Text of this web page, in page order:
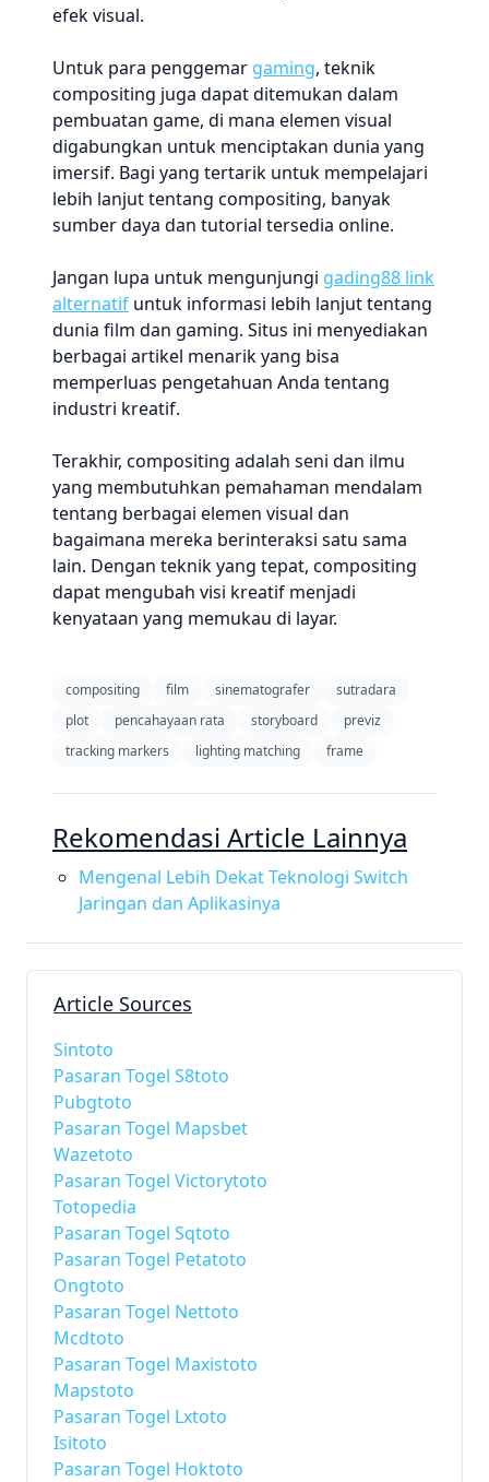
efek visual.
Untuk para penggemar gaming, teknik
compositing juga dapat ditemukan dalam
pembuatan game, di mana elemen visual
digabungkan untuk menciptakan dunia yang
imersif. Bagi yang tertarik untuk mempelajari
lebih lanjut tentang compositing, banyak
sumber daya dan tutorial tersedia online.
Jangan lupa untuk mengunjungi gading88 link
alternatif untuk informasi lebih lanjut tentang
dunia film dan gaming. Situs ini menyediakan
berbagai artikel menarik yang bisa
memperluas pengetahuan Anda tentang
industri kreatif.
Terakhir, compositing adalah seni dan ilmu
yang membutuhkan pemahaman mendalam
tentang berbagai elemen visual dan
bagaimana mereka berinteraksi satu sama
lain. Dengan teknik yang tepat, compositing
dapat mengubah visi kreatif menjadi
kenyataan yang memukau di layar.
compositing film sinematografer
sutradara
plot
pencahayaan rata storyboard
previz
tracking markers
lighting matching frame
Rekomendasi Article Lainnya
Mengenal Lebih Dekat Teknologi Switch
Jaringan dan Aplikasinya
Article Sources
Sintoto
Pasaran Togel S8toto
Pubgtoto
Pasaran Togel Mapsbet
Wazetoto
Pasaran Togel Victorytoto
Totopedia
Pasaran Togel Sqtoto
Pasaran Togel Petatoto
Ongtoto
Pasaran Togel Nettoto
Mcdtoto
Pasaran Togel Maxistoto
Mapstoto
Pasaran Togel Lxtoto
Isitoto
Pasaran Togel Hoktoto